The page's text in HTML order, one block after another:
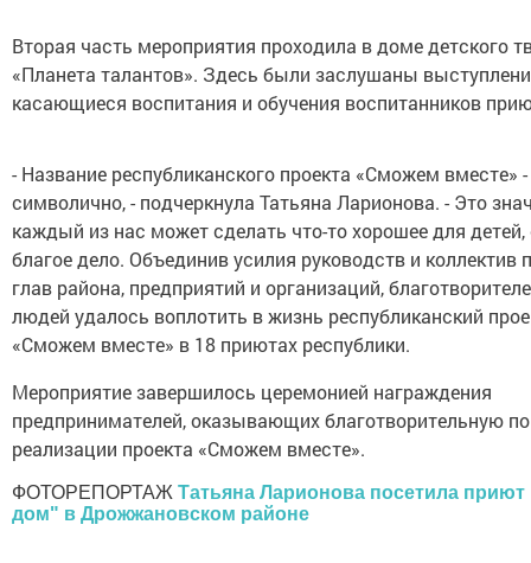
Вторая часть мероприятия проходила в доме детского
«Планета талантов». Здесь были заслушаны
касающиеся воспитания и обучения воспитанников
- Название республиканского проекта «Сможем вместе»
символично, - подчеркнула Татьяна Ларионова. - Это
каждый из нас может сделать что-то хорошее для
благое дело. Объединив усилия руководств и коллектив
глав района, предприятий и организаций,
людей удалось воплотить в жизнь республиканский
«Сможем вместе» в 18 приютах республики.
Мероприятие завершилось церемонией награждения
предпринимателей, оказывающих благотворительную
реализации проекта «Сможем вместе».
ФОТОРЕПОРТАЖ Татьяна Ларионова посетила
дом" в Дрожжановском районе